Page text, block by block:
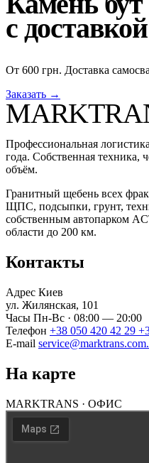
с доставкой
От 600 грн. Доставка
Заказать →
Профессиональная
года. Собственная техника,
объём.
Гранитный щебень всех
ЩПС, подсыпки, грунт,
собственным автопарком
области до 200 км.
Контакты
Адрес Киев
ул. Жилянская, 101
Часы Пн-Вс · 08:00 — 20:00
Телефон +38 050 420 42 29
E-mail
На карте
MARKTRANS · ОФИС